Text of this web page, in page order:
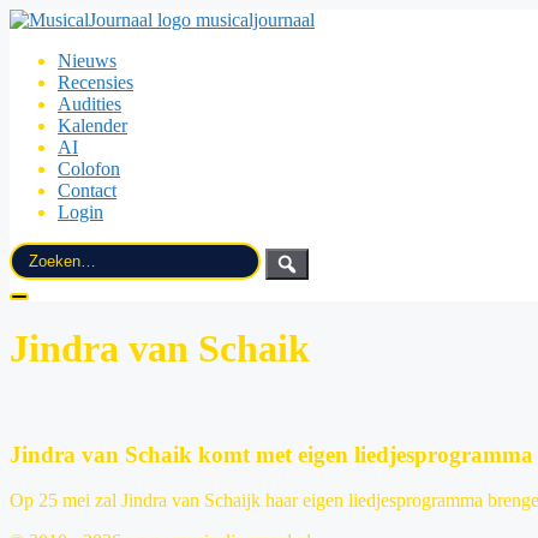
musicaljournaal
Nieuws
Recensies
Audities
Kalender
AI
Colofon
Contact
Login
Zoek
naar:
Jindra van Schaik
Jindra van Schaik komt met eigen liedjesprogramma
Op 25 mei zal Jindra van Schaijk haar eigen liedjesprogramma